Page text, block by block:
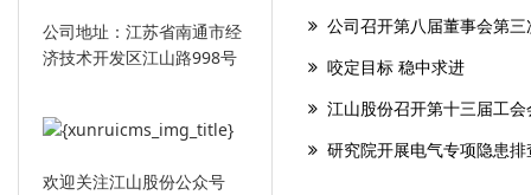
公司地址：江苏省南通市经
济技术开发区江山路998号
欢迎关注江山股份公众号
公司召开第八届董事会第
咬定目标 稳中求进
江山股份召开第十三届工
研究院开展电气专项隐患